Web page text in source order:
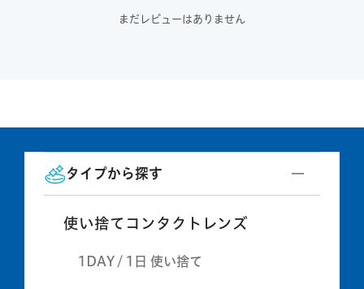
まだレビューはありません
タイプから探す
使い捨てコンタクトレンズ
1DAY / 1日 使い捨て